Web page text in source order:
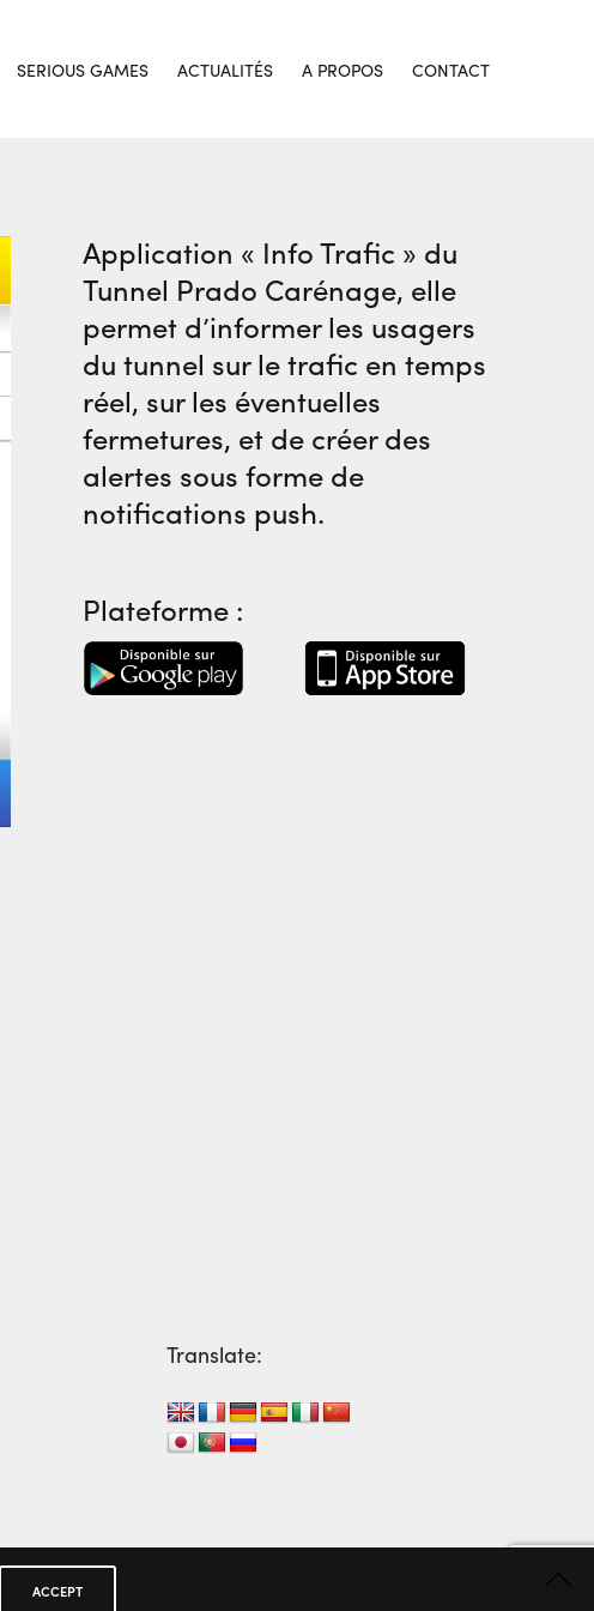
SERIOUS GAMES ACTUALITÉS A PROPOS CONTACT
Application « Info Trafic » du
Tunnel Prado Carénage, elle
permet d’informer les usagers
du tunnel sur le trafic en temps
réel, sur les éventuelles
fermetures, et de créer des
alertes sous forme de
notifications push.
Plateforme :
Translate:
ACCEPT